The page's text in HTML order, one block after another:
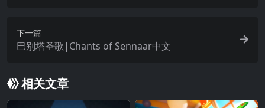
下一篇
巴别塔圣歌|Chants of Sennaar中文
相关文章